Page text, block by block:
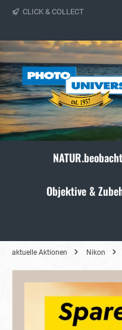
Zur Hauptnavigation
CLICK & COLLECT
Objektive &
aktuelle Aktionen Nikon